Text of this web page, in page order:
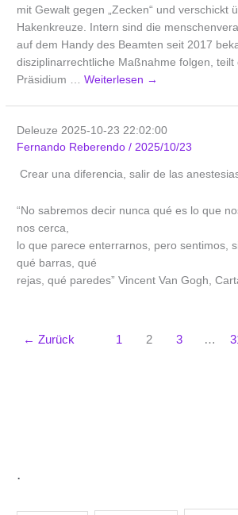
.
mit Gewalt gegen „Zecken“ und verschickt
Hakenkreuze. Intern sind die
auf dem Handy des Beamten seit 2017
disziplinarrechtliche Maßnahme folgen, teilt
Präsidium …Weiterlesen →
Deleuze 2025-10-23 22:02:00
Fernando Reberendo/2025/10/23
Crear una diferencia, salir de las
“No sabremos decir nunca qué es lo que
nos cerca,
lo que parece enterrarnos, pero sentimos,
qué barras, qué
rejas, qué paredes” Vincent Van Gogh,
← Zurück 1 2 3 …